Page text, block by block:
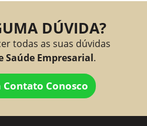
DÚVIDA?
todas as suas dúvidas
Saúde Empresarial.
Contato Conosco